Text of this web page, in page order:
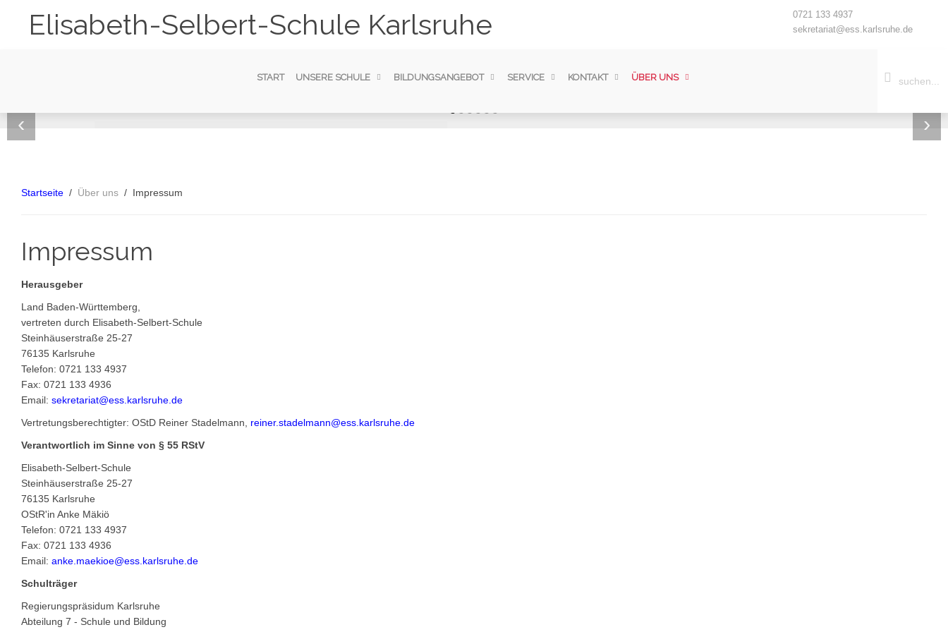
Elisabeth-Selbert-Schule Karlsruhe
0721 133 4937
sekretariat@ess.karlsruhe.de
START UNSERE SCHULE BILDUNGSANGEBOT SERVICE KONTAKT ÜBER UNS
Generalistische Pflegeausbildung
›
‹
Startseite Über uns Impressum
Impressum
Herausgeber
Land Baden-Württemberg,
vertreten durch Elisabeth-Selbert-Schule
Steinhäuserstraße 25-27
76135 Karlsruhe
Telefon: 0721 133 4937
Fax: 0721 133 4936
Email: sekretariat@ess.karlsruhe.de
Vertretungsberechtigter: OStD Reiner Stadelmann, reiner.stadelmann@ess.karlsruhe.de
Verantwortlich im Sinne von § 55 RStV
Elisabeth-Selbert-Schule
Steinhäuserstraße 25-27
76135 Karlsruhe
OStR'in Anke Mäkiö
Telefon: 0721 133 4937
Fax: 0721 133 4936
Email: anke.maekioe@ess.karlsruhe.de
Schulträger
Regie­rungs­prä­si­dum Karlsruhe
Abteilung 7 - Schule und Bildung